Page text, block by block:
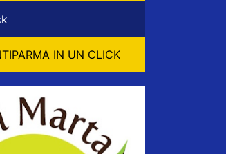
IN UN CLICK